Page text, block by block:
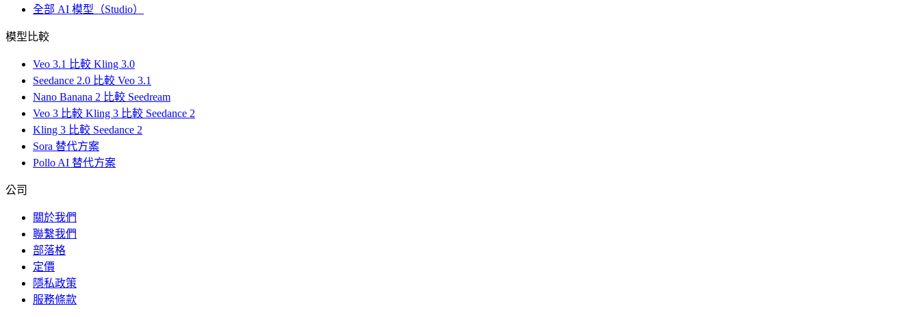
全部 AI 模型（Studio）
模型比較
Veo 3.1 比較 Kling 3.0
Seedance 2.0 比較 Veo 3.1
Nano Banana 2 比較 Seedream
Veo 3 比較 Kling 3 比較 Seedance 2
Kling 3 比較 Seedance 2
Sora 替代方案
Pollo AI 替代方案
公司
關於我們
聯繫我們
部落格
定價
隱私政策
服務條款